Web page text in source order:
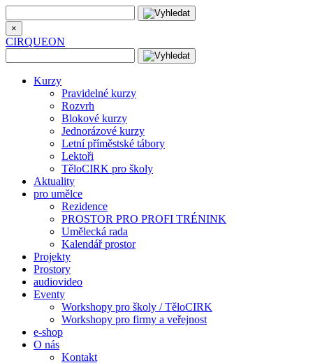
×
CIRQUEON
Kurzy
Pravidelné kurzy
Rozvrh
Blokové kurzy
Jednorázové kurzy
Letní příměstské tábory
Lektoři
TěloCIRK pro školy
Aktuality
pro umělce
Rezidence
PROSTOR PRO PROFI TRÉNINK
Umělecká rada
Kalendář prostor
Projekty
Prostory
audiovideo
Eventy
Workshopy pro školy / TěloCIRK
Workshopy pro firmy a veřejnost
e-shop
O nás
Kontakt